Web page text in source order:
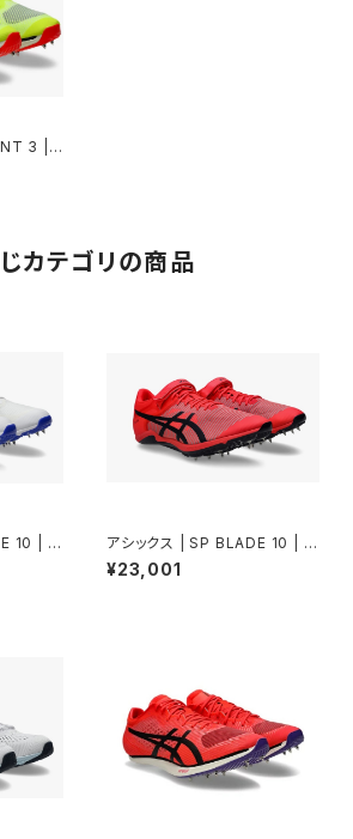
3 |
陸上
カテゴリの商品
10 | W
| Uni
アシックス | SP BLADE 10 | D
IVA PINK/MIDNIGHT | Unis
ex
¥23,001